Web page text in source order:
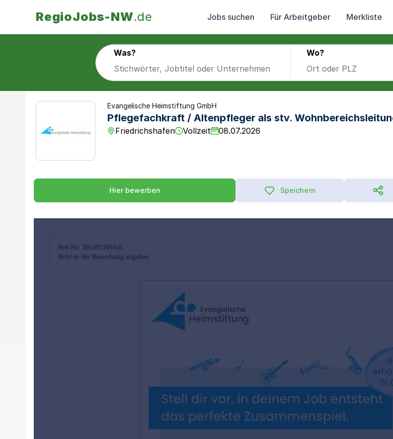
RegioJobs-NW.de Jobs suchen Für Arbeitgeber Merkliste
Was? Wo?
Evangelische Heimstiftung GmbH
Pflegefachkraft / Altenpfleger als stv.
Friedrichshafen Vollzeit 08.07.2026
Hier bewerben Speichern